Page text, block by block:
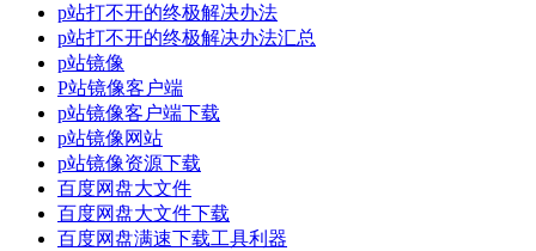
p站打不开的终极解决办法
p站打不开的终极解决办法汇总
p站镜像
P站镜像客户端
p站镜像客户端下载
p站镜像网站
p站镜像资源下载
百度网盘大文件
百度网盘大文件下载
百度网盘满速下载工具利器